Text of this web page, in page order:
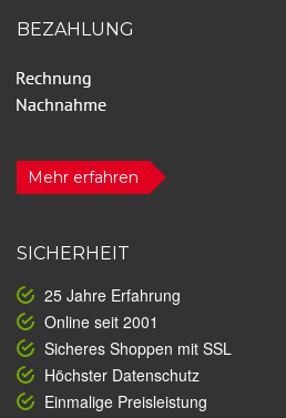
BEZAHLUNG
Mehr erfahren
SICHERHEIT
25 Jahre Erfahrung
Online seit 2001
Sicheres Shoppen mit SSL
Höchster Datenschutz
Einmalige Preisleistung